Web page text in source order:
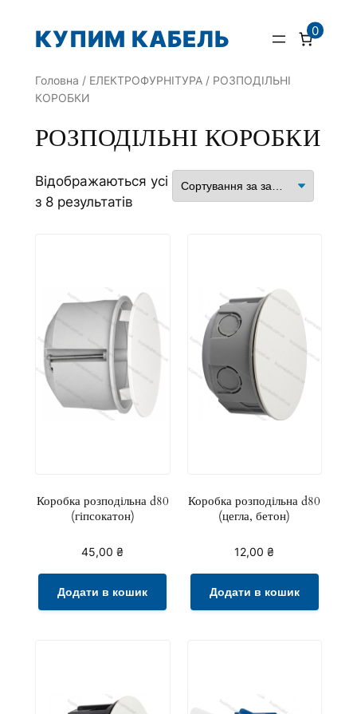
КУПИМ КАБЕЛЬ 0
Головна / ЕЛЕКТРОФУРНІТУРА/ РОЗПОДІЛЬНІ
КОРОБКИ
РОЗПОДІЛЬНІ КОРОБКИ
Відображаються усі
з 8 результатів
Коробка розподільна d80
(гіпсокатон)
45,00₴
Додати в кошик
Коробка розподільна d80
(цегла, бетон)
12,00₴
Додати в кошик